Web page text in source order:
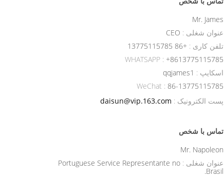
Mr. James
عنوان شغلی :
تلفن کاری : +86 13775115785
WHATSAPP : +8613775115785
اسکایپ :
WeChat : 86-13775115785
پست الکترونیک : daisun@vip.163.com
تماس با شخص
Mr. Napoleon
عنوان شغلی : Portuguese Service Representante no
Brasil.